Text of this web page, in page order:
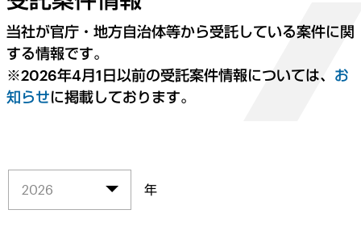
当社が官庁・地方自治体等から受託している案件に関
する情報です。
※2026年4月1日以前の受託案件情報については、 お
知らせに掲載しております。
年